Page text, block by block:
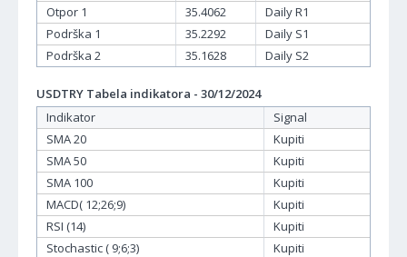
Otpor 1
35.4062
Daily R1
Podrška 1
35.2292
Daily S1
Podrška 2
35.1628 Daily S2
USDTRY Tabela indikatora - 30/12/2024
Indikator
Signal
SMA 20
Kupiti
SMA 50
Kupiti
SMA 100
Kupiti
MACD( 12;26;9)
Kupiti
RSI (14)
Kupiti
Stochastic ( 9;6;3)
Kupiti